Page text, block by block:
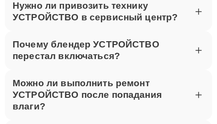
Нужно ли привозить технику
УСТРОЙСТВО в сервисный центр?
Почему блендер УСТРОЙСТВО
перестал включаться?
Можно ли выполнить ремонт
УСТРОЙСТВО после попадания
влаги?